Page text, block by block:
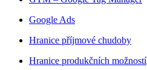
Google Ads
Hranice příjmové chudoby
Hranice produkčních možností